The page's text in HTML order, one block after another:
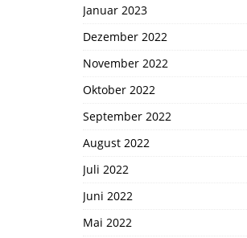
Januar 2023
Dezember 2022
November 2022
Oktober 2022
September 2022
August 2022
Juli 2022
Juni 2022
Mai 2022